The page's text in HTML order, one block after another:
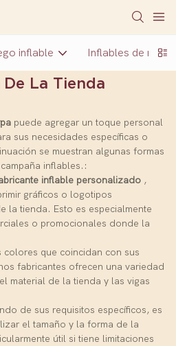
inflable Inflables de
La Tienda
puede agregar un toque personal
sus necesidades específicas o
se muestran algunas formas
inflables.:
inflable personalizado ,
gráficos o logotipos
la tienda. Esto es especialmente
o promocionales donde la
que coincidan con sus
fabricantes ofrecen una variedad
material de la tienda y las vigas
de sus requisitos específicos, es
el tamaño y la forma de la
útil si tiene limitaciones